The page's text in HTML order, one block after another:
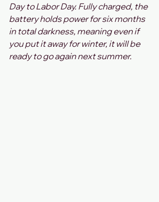
Day to Labor Day. Fully charged, the
battery holds power for six months
in total darkness, meaning even if
you put it away for winter, it will be
ready to go again next summer.